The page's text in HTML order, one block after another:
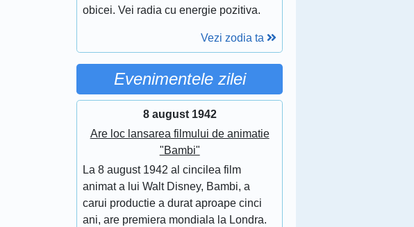
obicei. Vei radia cu energie pozitiva.
Vezi zodia ta
Evenimentele zilei
8 august 1942
Are loc lansarea filmului de animatie
"Bambi"
La 8 august 1942 al cincilea film
animat a lui Walt Disney, Bambi, a
carui productie a durat aproape cinci
ani, are premiera mondiala la Londra.